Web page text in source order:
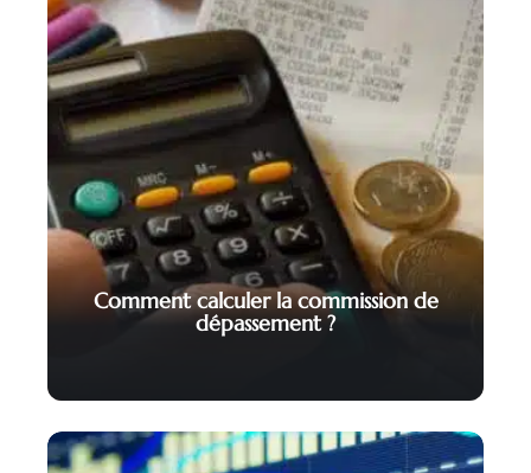
Comment calculer la commission de
dépassement ?